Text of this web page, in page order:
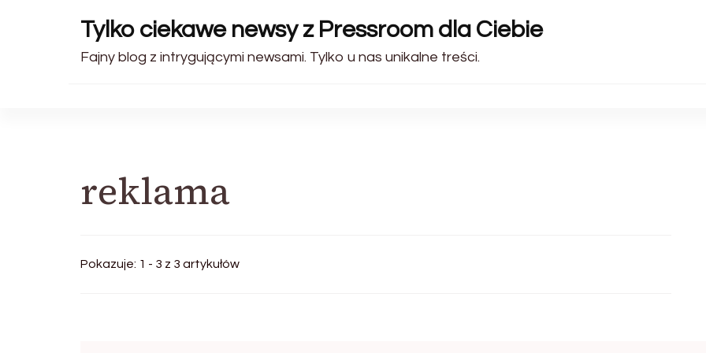
Tylko ciekawe newsy z Pressroom dla Ciebie
Fajny blog z intrygującymi newsami. Tylko u nas unikalne treści.
reklama
Pokazuje: 1 - 3 z 3 artykułów